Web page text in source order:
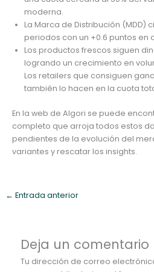
moderna.
La Marca de Distribución (MDD)
periodos con un +0.6 puntos en
Los productos frescos siguen
logrando un crecimiento en
Los retailers que consiguen
también lo hacen en la cuota
En la web de Algori se puede
completo que arroja todos estos
pendientes de la evolución del
variantes y rescatar los insights.
← Entrada anterior
Deja un comentario
Tu dirección de correo